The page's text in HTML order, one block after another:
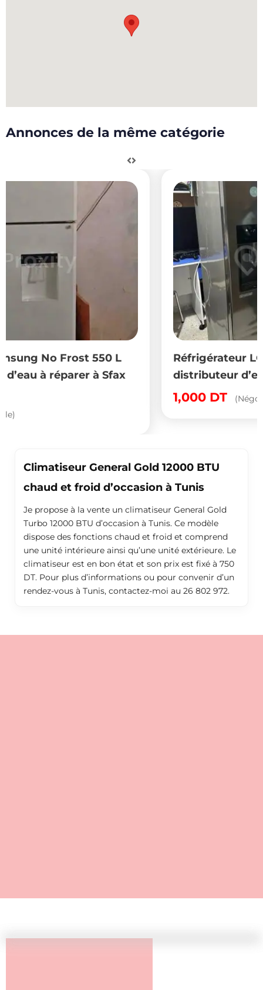
Annonces de la même catégorie
Réfrigérateur LG Side by Side avec
distributeur d’eau à vendre à Radès
Climatiseur General Gold 12000 BTU
chaud et froid d’occasion à Tunis
Je propose à la vente un climatiseur General Gold
Turbo 12000 BTU d’occasion à Tunis. Ce modèle
dispose des fonctions chaud et froid et comprend
une unité intérieure ainsi qu’une unité extérieure. Le
climatiseur est en bon état et son prix est fixé à 750
DT. Pour plus d’informations ou pour convenir d’un
rendez-vous à Tunis, contactez-moi au 26 802 972.